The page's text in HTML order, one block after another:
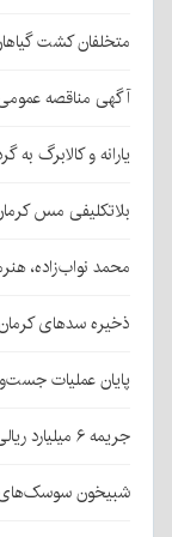
متخلفان کشت
آگهی مناقصه عمومی دو
یارانه و کالابرگ به
بلاتکلیفی مس
محمد نواب‌زاده،
ذخیره سدهای کرمان به ۲۴۹ میلیون
پایان عملیات جست‌وجو در
جریمه ۶ میلیارد ریالی برای قاچاقچی نارنگی پاکستانی در بافت
شبیخون سوسک‌های